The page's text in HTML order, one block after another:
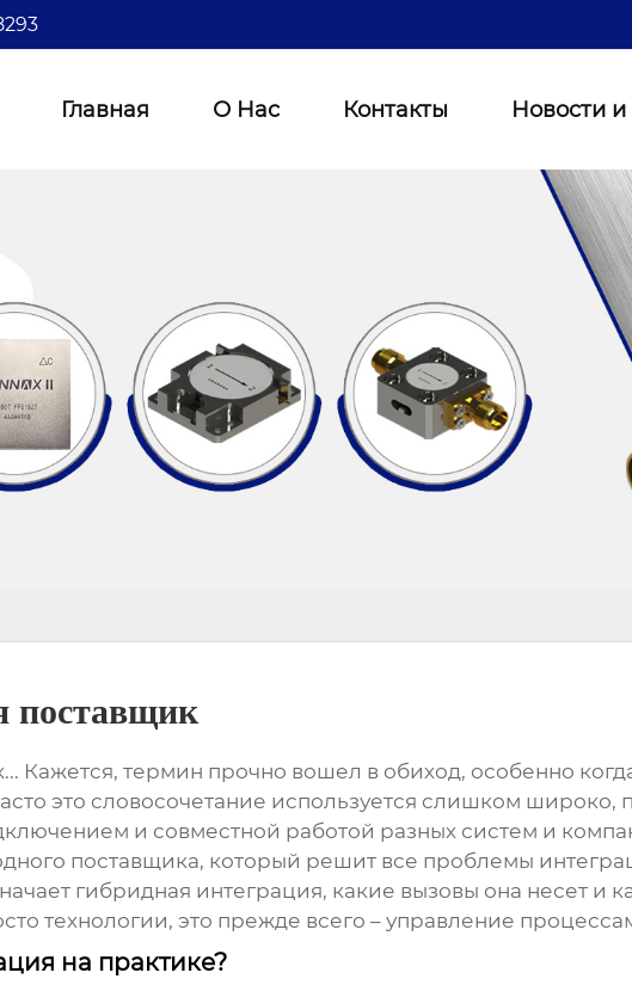
Главная О Нас Контакты Новости
поставщик
... Кажется, термин прочно вошел в обиход, особенно
это словосочетание используется слишком широко,
и совместной работой разных систем и
поставщика, который решит все проблемы
гибридная интеграция, какие вызовы она несет и
технологии, это прежде всего – управление
на практике?